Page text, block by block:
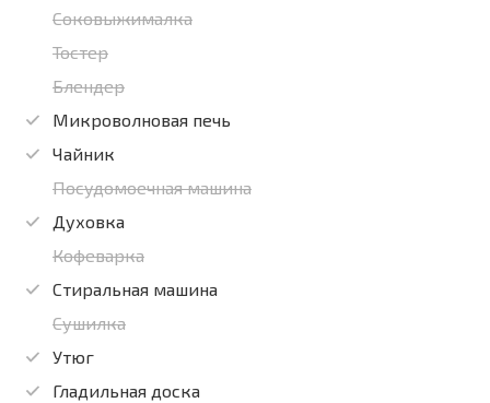
Соковыжималка
Тостер
Блендер
Микроволновая печь
Чайник
Посудомоечная машина
Духовка
Кофеварка
Стиральная машина
Сушилка
Утюг
Гладильная доска